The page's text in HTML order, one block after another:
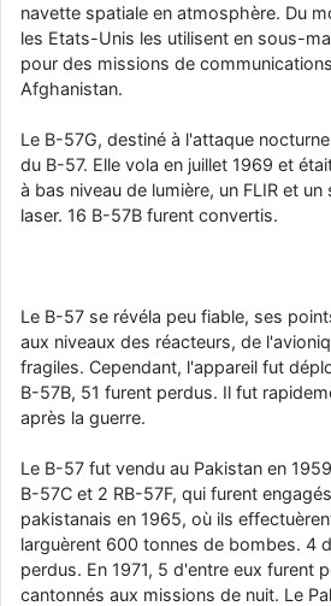
navette spatiale en atmosphère. Du
les Etats-Unis les utilisent en sous-
pour des missions de
Afghanistan.
Le B-57G, destiné à l'attaque
du B-57. Elle vola en juillet 1969 et
à bas niveau de lumière, un FLIR et
laser. 16 B-57B furent convertis.
Le B-57 se révéla peu fiable, ses
aux niveaux des réacteurs, de
fragiles. Cependant, l'appareil fut
B-57B, 51 furent perdus. Il fut
après la guerre.
Le B-57 fut vendu au Pakistan en
B-57C et 2 RB-57F, qui furent
pakistanais en 1965, où ils
larguèrent 600 tonnes de bombes. 4
perdus. En 1971, 5 d'entre eux furent
cantonnés aux missions de nuit. Le